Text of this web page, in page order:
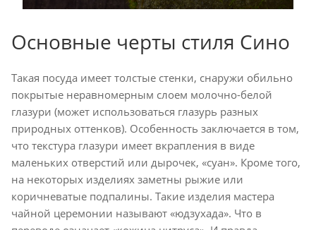
Основные черты стиля Сино
Такая посуда имеет толстые стенки, снаружи обильно
покрытые неравномерным слоем молочно-белой
глазури (может использоваться глазурь разных
природных оттенков). Особенность заключается в том,
что текстура глазури имеет вкрапления в виде
маленьких отверстий или дырочек, «суан». Кроме того,
на некоторых изделиях заметны рыжие или
коричневатые подпалины. Такие изделия мастера
чайной церемонии называют «юдзухада». Что в